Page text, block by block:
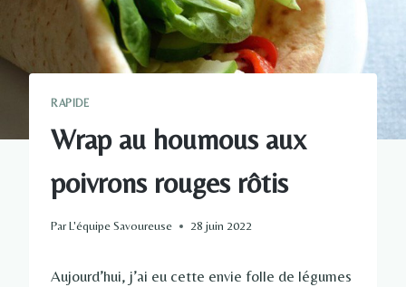
RAPIDE
Wrap au houmous aux
poivrons rouges rôtis
ParL'équipe Savoureuse 28 juin 2022
Aujourd’hui, j’ai eu cette envie folle de légumes